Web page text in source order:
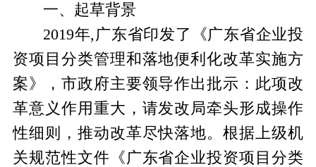
一、起草背景
2019年,广东省印发了《广东省企业投
资项目分类管理和落地便利化改革实施方
案》，市政府主要领导作出批示：此项改
革意义作用重大，请发改局牵头形成操作
性细则，推动改革尽快落地。根据上级机
关规范性文件《广东省企业投资项目分类